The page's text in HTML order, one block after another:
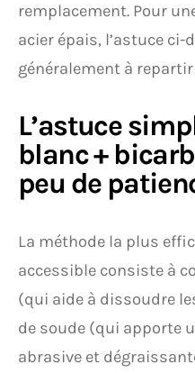
remplacement. Pour
acier épais, l’astuce
généralement à
L’astuce
blanc +
peu de
La méthode la plus
accessible consiste à
(qui aide à dissoudre
de soude (qui apporte
abrasive et